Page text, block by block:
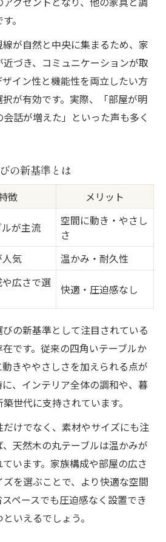
。
が自然と中央に集まるため、家
づき、コミュニケーションが取
イン性と機能性を両立したい方
が有効です。実際、「部屋が明
話が増えた」といった声も多く
の新基準とは
徴
メリット
が主流
空間に動き・やさし
さ
気 温かみ・耐久性
広さで選
快適・圧迫感なし
の新基準として注目されている
です。従来の四角いテーブルか
きややさしさを加えられる点が
、インテリア全体の調和や、暮
世代に支持されています。
けでなく、素材やサイズにも注
天然木の丸テーブルは温かみが
います。家族構成や部屋の広さ
を選ぶことで、より快適な空間
ペースでも圧迫感なく設置でき
いえるでしょう。